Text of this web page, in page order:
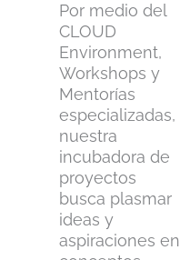
Por medio del
CLOUD
Environment,
Workshops y
Mentorías
especializadas,
nuestra
incubadora de
proyectos
busca plasmar
ideas y
aspiraciones en